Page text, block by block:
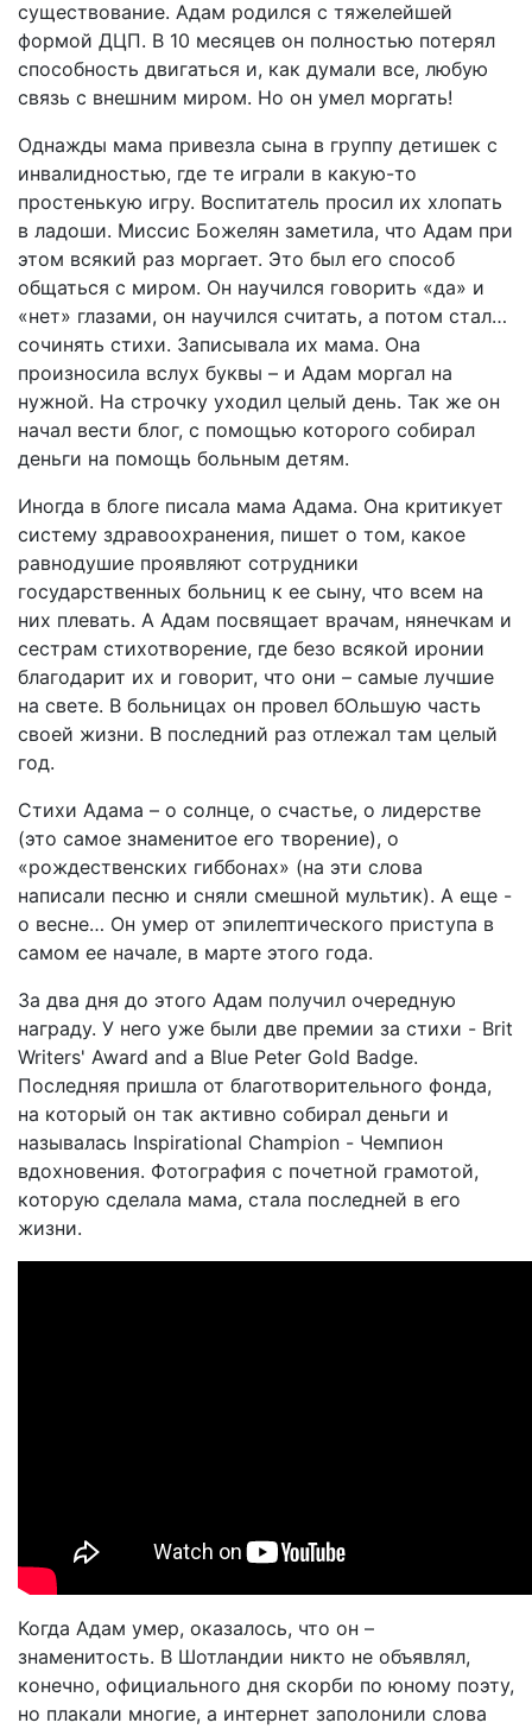
существование. Адам родился с тяжелейшей
формой ДЦП. В 10 месяцев он полностью потерял
способность двигаться и, как думали все, любую
связь с внешним миром. Но он умел моргать!
Однажды мама привезла сына в группу детишек с
инвалидностью, где те играли в какую-то
простенькую игру. Воспитатель просил их хлопать
в ладоши. Миссис Божелян заметила, что Адам при
этом всякий раз моргает. Это был его способ
общаться с миром. Он научился говорить «да» и
«нет» глазами, он научился считать, а потом стал…
сочинять стихи. Записывала их мама. Она
произносила вслух буквы – и Адам моргал на
нужной. На строчку уходил целый день. Так же он
начал вести блог, с помощью которого собирал
деньги на помощь больным детям.
Иногда в блоге писала мама Адама. Она критикует
систему здравоохранения, пишет о том, какое
равнодушие проявляют сотрудники
государственных больниц к ее сыну, что всем на
них плевать. А Адам посвящает врачам, нянечкам и
сестрам стихотворение, где безо всякой иронии
благодарит их и говорит, что они – самые лучшие
на свете. В больницах он провел бОльшую часть
своей жизни. В последний раз отлежал там целый
год.
Стихи Адама – о солнце, о счастье, о лидерстве
(это самое знаменитое его творение), о
«рождественских гиббонах» (на эти слова
написали песню и сняли смешной мультик). А еще -
о весне… Он умер от эпилептического приступа в
самом ее начале, в марте этого года.
За два дня до этого Адам получил очередную
награду. У него уже были две премии за стихи - Brit
Writers' Award and a Blue Peter Gold Badge.
Последняя пришла от благотворительного фонда,
на который он так активно собирал деньги и
называлась Inspirational Champion - Чемпион
вдохновения. Фотография с почетной грамотой,
которую сделала мама, стала последней в его
жизни.
Когда Адам умер, оказалось, что он –
знаменитость. В Шотландии никто не объявлял,
конечно, официального дня скорби по юному поэту,
но плакали многие, а интернет заполонили слова